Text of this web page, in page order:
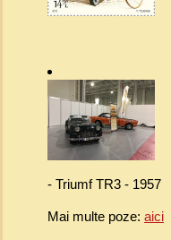
- Triumf TR3 - 1957
Mai multe poze: aici